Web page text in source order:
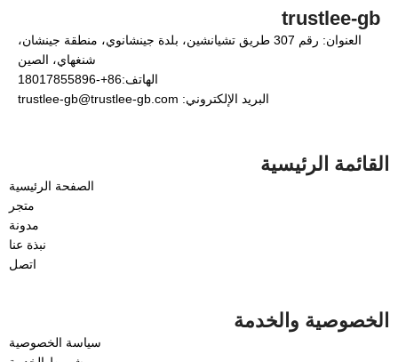
trustlee-gb
العنوان: رقم 307 طريق تشيانشين، بلدة جينشانوي، منطقة جينشان،
شنغهاي، الصين
الهاتف:86+-18017855896
البريد الإلكتروني: trustlee-gb@trustlee-gb.com
القائمة الرئيسية
الصفحة الرئيسية
متجر
مدونة
نبذة عنا
اتصل
الخصوصية والخدمة
سياسة الخصوصية